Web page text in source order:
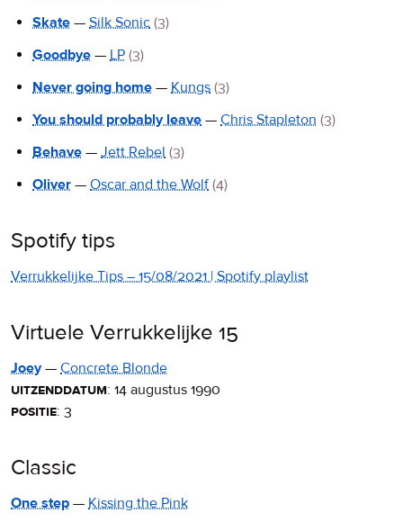
Skate — Silk Sonic (3)
Goodbye — LP (3)
Never going home — Kungs (3)
You should probably leave — Chris Stapleton (3)
Behave — Jett Rebel (3)
Oliver — Oscar and the Wolf (4)
Spotify tips
Verrukkelijke Tips – 15/08/2021 | Spotify playlist
Virtuele Verrukkelijke 15
Joey— Concrete Blonde
uitzenddatum: 14 augustus 1990
positie: 3
Classic
One step — Kissing the Pink